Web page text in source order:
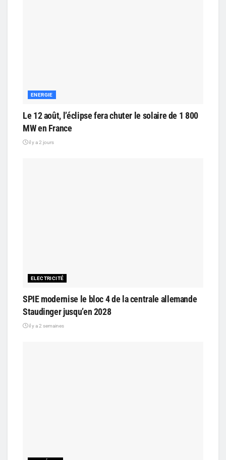
ENERGIE
Le 12 août, l’éclipse fera chuter le solaire de 1 800
MW en France
il y a 2 jours
ELECTRICITÉ
SPIE modernise le bloc 4 de la centrale allemande
Staudinger jusqu’en 2028
il y a 2 semaines